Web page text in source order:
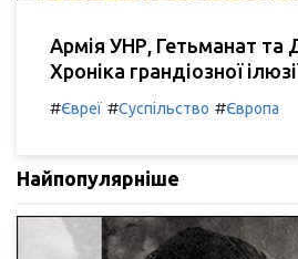
Армія УНР, Гетьманат та
Хроніка грандіозної
#Євреї #Суспільство #Європа
Найпопулярніше